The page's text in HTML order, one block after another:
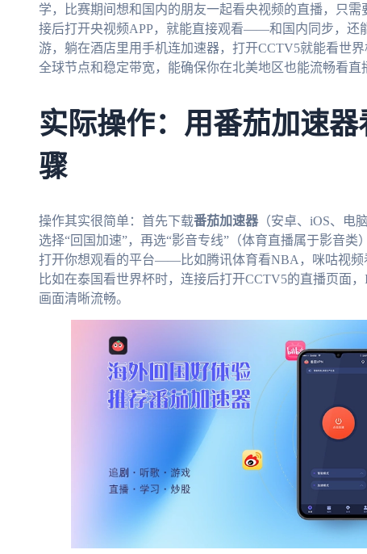
学，比赛期间想和国内的朋友一起看央视频的直播，只需
接后打开央视频APP，就能直接观看——和国内同步，还
游，躺在酒店里用手机连加速器，打开CCTV5就能看世
全球节点和稳定带宽，能确保你在北美地区也能流畅看直
实际操作：用番茄加速
骤
操作其实很简单：首先下载番茄加速器（安卓、iOS、电
选择“回国加速”，再选“影音专线”（体育直播属于影音类
打开你想观看的平台——比如腾讯体育看NBA，咪咕视频
比如在泰国看世界杯时，连接后打开CCTV5的直播页面
画面清晰流畅。